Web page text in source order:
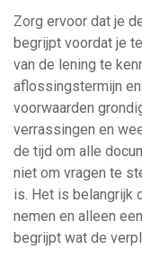
Zorg ervoor dat je
begrijpt voordat je
van de lening te
aflossingstermijn
voorwaarden
verrassingen en
de tijd om alle
niet om vragen te
is. Het is belangrijk
nemen en alleen
begrijpt wat de